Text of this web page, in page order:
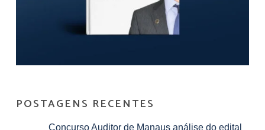
POSTAGENS RECENTES
Concurso Auditor de Manaus análise do edital